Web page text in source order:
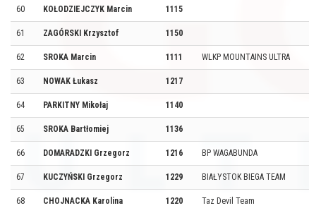
60 KOŁODZIEJCZYK Marcin 1115
61 ZAGÓRSKI Krzysztof 1150
62 SROKA Marcin 1111 WLKP MOUNTAINS ULTRA
63 NOWAK Łukasz 1217
64 PARKITNY Mikołaj 1140
65 SROKA Bartłomiej 1136
66 DOMARADZKI Grzegorz 1216 BP WAGABUNDA
67 KUCZYŃSKI Grzegorz 1229 BIAŁYSTOK BIEGA TEAM
68 CHOJNACKA Karolina 1220 Taz Devil Team